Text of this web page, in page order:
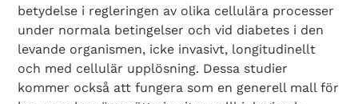
betydelse i regleringen av olika cellulära processer
under normala betingelser och vid diabetes i den
levande organismen, icke invasivt, longitudinellt
och med cellulär upplösning. Dessa studier
kommer också att fungera som en generell mall för